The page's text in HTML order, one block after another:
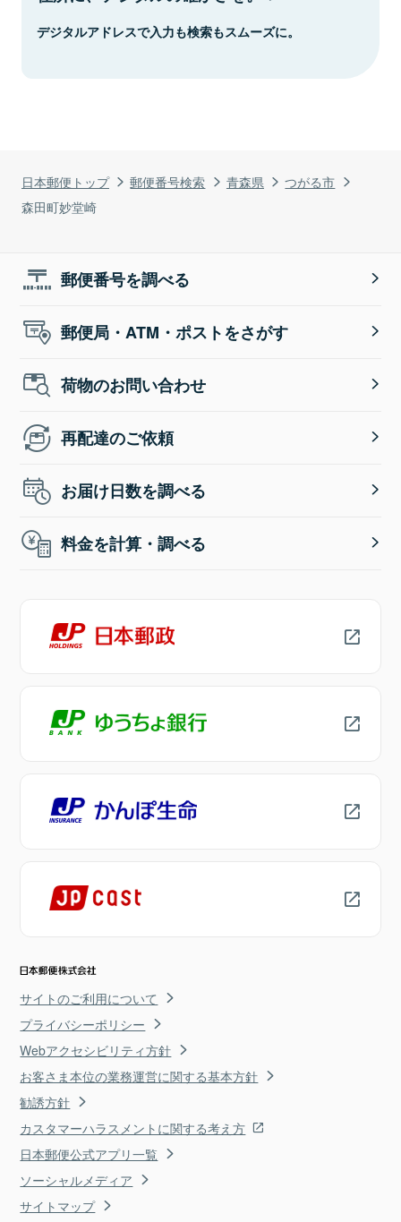
日本郵便トップ 郵便番号検索 青森県
つがる市
森田町妙堂崎
デジタルアドレスで入力も検索もスムーズに。
郵便番号を調べる
郵便局・ATM・ポストをさがす
荷物のお問い合わせ
再配達のご依頼
お届け日数を調べる
料金を計算・調べる
サイトのご利用について
プライバシーポリシー
Webアクセシビリティ方針
お客さま本位の業務運営に関する基本方針
勧誘方針
カスタマーハラスメントに関する考え方
日本郵便公式アプリ一覧
ソーシャルメディア
サイトマップ